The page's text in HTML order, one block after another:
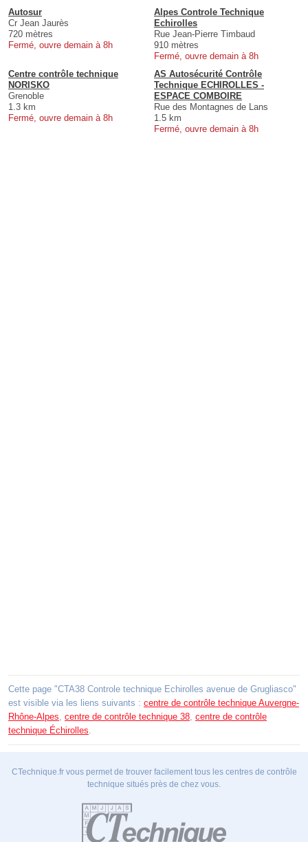
Autosur
Cr Jean Jaurès
720 mètres
Fermé, ouvre demain à 8h
Alpes Controle Technique
Echirolles
Rue Jean-Pierre Timbaud
910 mètres
Fermé, ouvre demain à 8h
Centre contrôle technique
NORISKO
Grenoble
1.3 km
Fermé, ouvre demain à 8h
AS Autosécurité Contrôle
Technique ECHIROLLES -
ESPACE COMBOIRE
Rue des Montagnes de Lans
1.5 km
Fermé, ouvre demain à 8h
Cette page "CTA38 Controle technique Echirolles avenue de Grugliasco"
est visible via les liens suivants : centre de contrôle technique Auvergne-
Rhône-Alpes centre de contrôle technique 38 centre de contrôle
technique Échirolles
CTechnique.fr vous permet de trouver facilement tous les centres de contrôle
technique situés près de chez vous.